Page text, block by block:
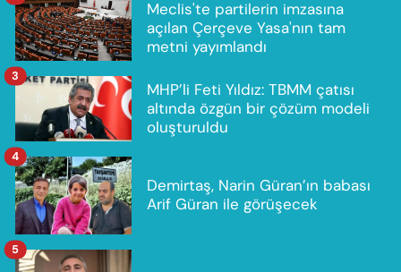
Meclis'te partilerin imzasına
açılan Çerçeve Yasa'nın tam
metni yayımlandı
MHP’li Feti Yıldız: TBMM çatısı
altında özgün bir çözüm modeli
oluşturuldu
3
Demirtaş, Narin Güran’ın babası
Arif Güran ile görüşecek
4
5